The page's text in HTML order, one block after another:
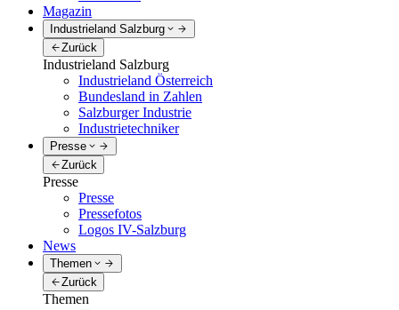
Magazin
Industrieland Salzburg
Zurück
Industrieland Salzburg
Industrieland Österreich
Bundesland in Zahlen
Salzburger Industrie
Industrietechniker
Presse
Zurück
Presse
Presse
Pressefotos
Logos IV-Salzburg
News
Themen
Zurück
Themen